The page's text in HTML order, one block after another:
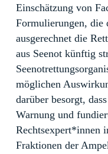
Einschätzung von
Formulierungen, die
ausgerechnet die
aus Seenot künftig
möglichen
darüber besorgt,
Warnung und
Rechtsexpert*innen
Fraktionen der